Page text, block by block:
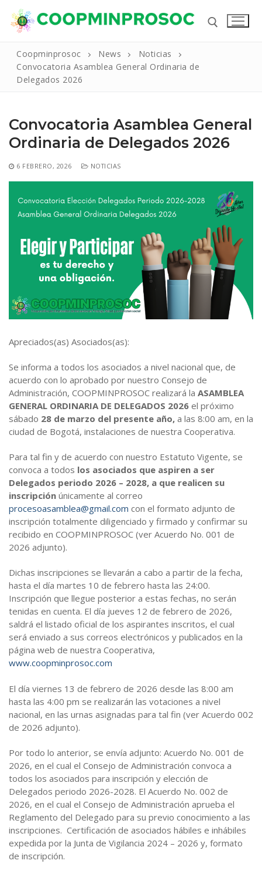
contenido
Buscar:
Buscar:
La Cooperativa
Reseña Historica
Nuestros Valores
Estatutos y Reglamentos
Órganos de Administración y Control
Productos Y Servicios
Líneas de Crédito
Auxilios Cooperativos
Noticias
Contacto
Coopminprosoc News
Noticias
Convocatoria Asamblea General Ordinaria de
Delegados 2026
Convocatoria Asamblea General
Ordinaria de Delegados 2026
6 FEBRERO, 2026 NOTICIAS
Apreciados(as) Asociados(as):
Se informa a todos los asociados a nivel nacional que, de
acuerdo con lo aprobado por nuestro Consejo de
Administración, COOPMINPROSOC realizará la ASAMBLEA
GENERAL ORDINARIA DE DELEGADOS 2026 el próximo
sábado 28 de marzo del presente año, a las 8:00 am, en la
ciudad de Bogotá, instalaciones de nuestra Cooperativa.
Para tal fin y de acuerdo con nuestro Estatuto Vigente, se
convoca a todos los asociados que aspiren a ser
Delegados periodo 2026 – 2028, a que realicen su
inscripción únicamente al correo
procesoasamblea@gmail.com con el formato adjunto de
inscripción totalmente diligenciado y firmado y confirmar su
recibido en COOPMINPROSOC (ver Acuerdo No. 001 de
2026 adjunto).
Dichas inscripciones se llevarán a cabo a partir de la fecha,
hasta el día martes 10 de febrero hasta las 24:00.
Inscripción que llegue posterior a estas fechas, no serán
tenidas en cuenta. El día jueves 12 de febrero de 2026,
saldrá el listado oficial de los aspirantes inscritos, el cual
será enviado a sus correos electrónicos y publicados en la
página web de nuestra Cooperativa,
www.coopminprosoc.com
El día viernes 13 de febrero de 2026 desde las 8:00 am
hasta las 4:00 pm se realizarán las votaciones a nivel
nacional, en las urnas asignadas para tal fin (ver Acuerdo 002
de 2026 adjunto).
Por todo lo anterior, se envía adjunto: Acuerdo No. 001 de
2026, en el cual el Consejo de Administración convoca a
todos los asociados para inscripción y elección de
Delegados periodo 2026-2028. El Acuerdo No. 002 de
2026, en el cual el Consejo de Administración aprueba el
Reglamento del Delegado para su previo conocimiento a las
inscripciones. Certificación de asociados hábiles e inhábiles
expedida por la Junta de Vigilancia 2024 – 2026 y, formato
de inscripción.